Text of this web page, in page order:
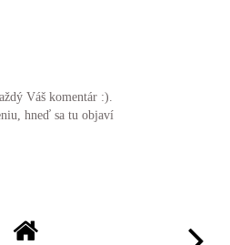
Váš komentár :).
hneď sa tu objaví